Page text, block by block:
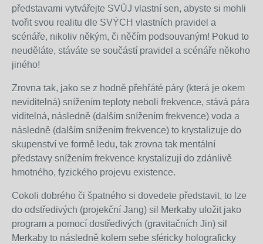
představami vytvářejte SVŮJ vlastní sen, abyste si mohli
tvořit svou realitu dle SVÝCH vlastních pravidel a
scénáře, nikoliv někým, či něčím podsouvaným! Pokud to
neuděláte, stáváte se součástí pravidel a scénáře někoho
jiného!
Zrovna tak, jako se z hodně přehřáté páry (která je okem
neviditelná) snížením teploty neboli frekvence, stává pára
viditelná, následně (dalším snížením frekvence) voda a
následně (dalším snížením frekvence) to krystalizuje do
skupenství ve formě ledu, tak zrovna tak mentální
představy snížením frekvence krystalizují do zdánlivě
hmotného, fyzického projevu existence.
Cokoli dobrého či špatného si dovedete představit, to lze
do odstředivých (projekční Jang) sil Merkaby uložit jako
program a pomocí dostředivých (gravitačních Jin) sil
Merkaby to následně kolem sebe sféricky holograficky